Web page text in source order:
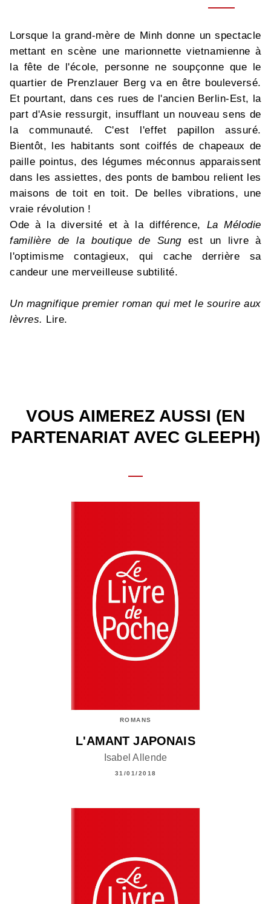
Lorsque la grand-mère de Minh donne un spectacle
mettant en scène une marionnette vietnamienne à
la fête de l'école, personne ne soupçonne que le
quartier de Prenzlauer Berg va en être bouleversé.
Et pourtant, dans ces rues de l'ancien Berlin-Est, la
part d'Asie ressurgit, insufflant un nouveau sens de
la communauté. C'est l'effet papillon assuré.
Bientôt, les habitants sont coiffés de chapeaux de
paille pointus, des légumes méconnus apparaissent
dans les assiettes, des ponts de bambou relient les
maisons de toit en toit. De belles vibrations, une
vraie révolution !
Ode à la diversité et à la différence, La Mélodie
familière de la boutique de Sungest un livre à
l'optimisme contagieux, qui cache derrière sa
candeur une merveilleuse subtilité.
Un magnifique premier roman qui met le sourire aux
lèvres. Lire.
VOUS AIMEREZ AUSSI (EN
PARTENARIAT AVEC GLEEPH)
ROMANS
L'AMANT JAPONAIS
Isabel Allende
31/01/2018